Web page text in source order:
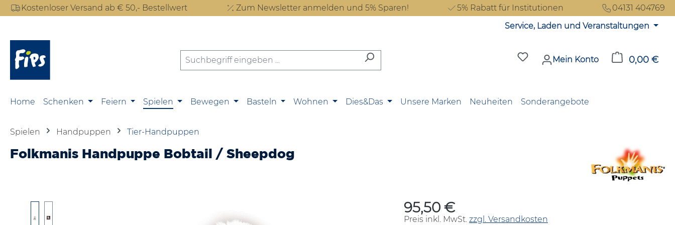
Hauptinhalt springen
Zur Suche springen
Zur Hauptnavigation springen
Kostenloser Versand ab € 50,- Bestellwert Zum Newsletter anmelden und 5% Sparen! 5% Rabatt für Institutionen
04131 404769
Service, Laden und Veranstaltungen
Du hast 0 Produkte auf dem
Mein Konto 0,00 €
Home Schenken Feiern Spielen Bewegen Basteln Wohnen Dies&Das Unsere Marken Neuheiten Sonderangebote
Spielen Handpuppen Tier-Handpuppen
Folkmanis Handpuppe Bobtail / Sheepdog
Regulärer Preis:
95,50 €
Preis inkl. MwSt. zzgl. Versandkosten